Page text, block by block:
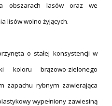
obszarach lasów oraz we
lisów wolno żyjących.
o stałej konsystencji w
brązowo-zielonego
zapachu rybnym zawierająca
wypełniony zawiesiną